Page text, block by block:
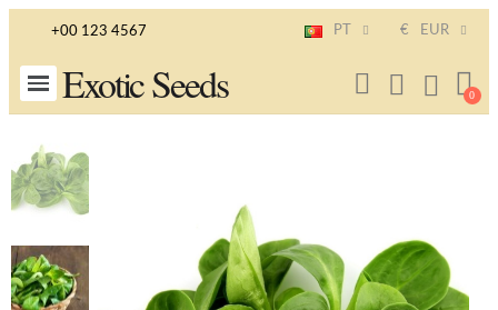
+00 123 4567 PT € EUR
Exotic Seeds